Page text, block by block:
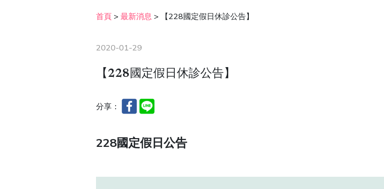
首頁 >最新消息 > 【228國定假日休診公告】
2020-01-29
【228國定假日休診公告】
分享：
228國定假日公告